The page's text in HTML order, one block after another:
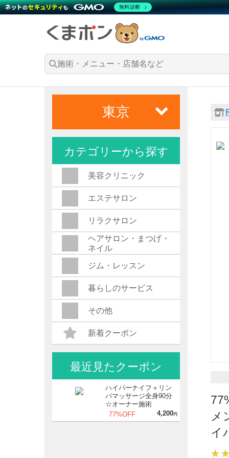
メ
イ
東京
カテゴリーから探す
美容クリニック
エステサロン
リラクサロン
ヘアサロン・まつげ・
ネイル
ジム・レッスン
暮らしのサービス
その他
新着クーポン
最近見たクーポン
ハイパーナイフ＋リン
パマッサージ全身90分
☆オーナー施術
77%OFF
4,200円
無料診断